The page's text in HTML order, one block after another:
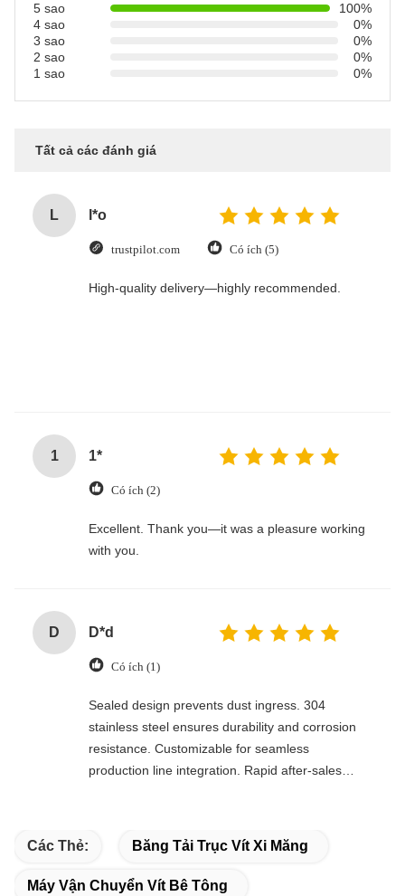
5 sao
100%
4 sao
0%
3 sao
0%
2 sao
0%
1 sao
0%
Tất cả các đánh giá
L l*o
trustpilot.com Có ích (5)
High-quality delivery—highly recommended.
1 1*
Có ích (2)
Excellent. Thank you—it was a pleasure working
with you.
D D*d
Có ích (1)
Sealed design prevents dust ingress. 304
stainless steel ensures durability and corrosion
resistance. Customizable for seamless
production line integration. Rapid after-sales
Các Thẻ: Băng Tải Trục Vít Xi Măng
Máy Vận Chuyển Vít Bê Tông